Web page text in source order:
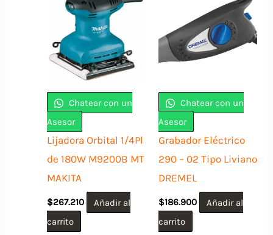
Chatear con un
Asesor
Lijadora Orbital 1/4Pl
de 180W M9200B MT
MAKITA
$267.210
Añadir al
carrito
Chatear con un
Asesor
Grabador Eléctrico
290 – 02 Tipo Liviano
DREMEL
$186.900
Añadir al
carrito